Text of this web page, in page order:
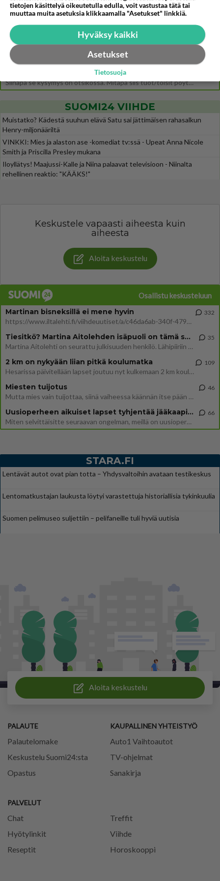
Ernest Lawson esitteli uudet TTK-tähtioppilaat ja opettajat torstaina 6.8. lehdistölle. Tulevalla kaudella on yksi hausk
Jos SDP ei voita reilusti, persut kumoavat demokratian Suomesta
Uuden TTK-juontajan ympärillä epätietoisuus sakenee - Nyt MTV hämmentää soppaa
Mitä tuot pöytään parisuhteessa?
Siinäpä se kysymys on otsikossa. Mitäpä siis tuot/toisit pöytään parisuhteessa? Oletko mies vai nainen? Koetko sen mitä
SUOMI24 VIIHDE
Muistatko? Kädestä suuhun elävä Satu sai jättimäisen rahasalkun
Henry-miljonääriltä
VINKKI: Mies ja alaston ase -komediat tv:ssä - Upeat Anna Nicole
Smith ja Priscilla Presley mukana
Iloyllätys! Maajussi-Kalle ja Niina palaavat televisioon - Niinalta
rehellinen reaktio: "KÄÄKS!"
Keskustele vapaasti aiheesta kuin
aiheesta
Aloita keskustelu
Osallistu keskusteluun
Martinan bisneksillä ei mene hyvin
https://www.iltalehti.fi/viihdeuutiset/a/c46da6ab-340f-4790-aaa7-0865eed2336 Yrityksen konkurssihakemus on tullut kärä
332
Tiesitkö? Martina Aitolehden isäpuoli on tämä suosittu laulaja
Martina Aitolehti on seurattu julkisuuden henkilö. Lähipiiriin mahtuu muitakin tunnettuja henkilöitä. Tiesitkö, että Ma
35
2 km on nykyään liian pitkä koulumatka
Hesarissa päivitellään lapset joutuu nyt kulkemaan 2 km kouluun jösses. Ruostefillarilla tuo matka menee vaikka miten äk
109
Miesten tuijotus
Mutta mies vain tuijottaa, siinä vaiheessa käännän itse pään pois. Mikä juttu? Yleensä jos joku tuijottaa tai katsoo, hä
46
Uusioperheen aikuiset lapset tyhjentää jääkaapin käydessään
Miten selvittäisitte seuraavan ongelman, meillä on uusioperhe, minulla teini-ikäiset lapset ja puolisolla aikuiset, jotk
66
STARA.FI
Lentävät autot ovat pian totta – Yhdysvaltoihin avataan testikeskus
Lentomatkustajan laukusta löytyi varastettuja historiallisia tykinkuulia
Suomen pelimuseo suljettiin – pelifaneille tuli hyviä uutisia
Aloita keskustelu
PALAUTE
Palautelomake
Keskustelu Suomi24:sta
Opastus
PALVELUT
Chat
Treffit
Hyötylinkit
Viihde
Reseptit
Horoskooppi
KAUPALLINEN YHTEISTYÖ
Auto1 Vaihtoautot
TV-ohjelmat
Sanakirja
tietojen käsittelyä oikeutetulla edulla, voit vastustaa tätä tai
muuttaa muita asetuksia klikkaamalla "Asetukset" linkkiä.
Hyväksy kaikki
Asetukset
Tietosuoja